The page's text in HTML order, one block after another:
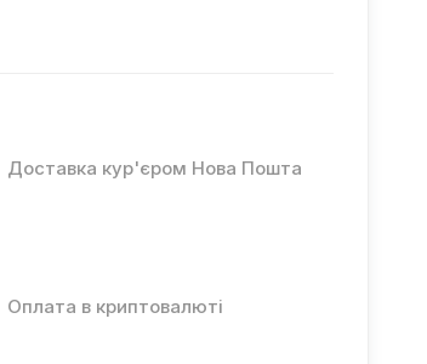
Доставка кур'єром Нова Пошта
Оплата в криптовалюті